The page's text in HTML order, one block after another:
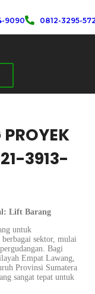
9090
0812-3295-
3913-
Lift Barang
untuk
sektor, mulai
Bagi
Empat Lawang,
Provinsi Sumatera
sangat tepat untuk